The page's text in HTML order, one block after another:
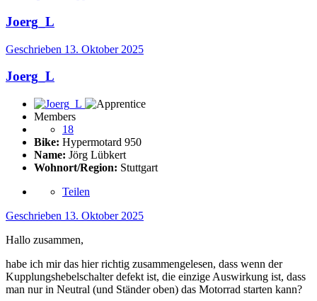
Joerg_L
Geschrieben 13. Oktober 2025
Joerg_L
Members
18
Bike: Hypermotard 950
Name: Jörg Lübkert
Wohnort/Region: Stuttgart
Teilen
Geschrieben 13. Oktober 2025
Hallo zusammen,
habe ich mir das hier richtig zusammengelesen, dass wenn der
Kupplungshebelschalter defekt ist, die einzige Auswirkung ist, dass
man nur in Neutral (und Ständer oben) das Motorrad starten kann?